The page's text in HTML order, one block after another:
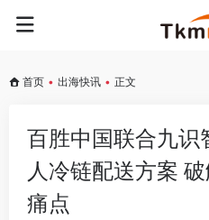
首页 • 出海快讯 • 正文
百胜中国联合九
人冷链配送方案
痛点